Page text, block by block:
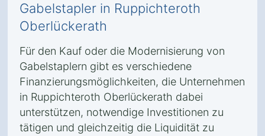
Gabelstapler in Ruppichteroth
Oberlückerath
Für den Kauf oder die Modernisierung von
Gabelstaplern gibt es verschiedene
Finanzierungsmöglichkeiten, die Unternehmen
in Ruppichteroth Oberlückerath dabei
unterstützen, notwendige Investitionen zu
tätigen und gleichzeitig die Liquidität zu